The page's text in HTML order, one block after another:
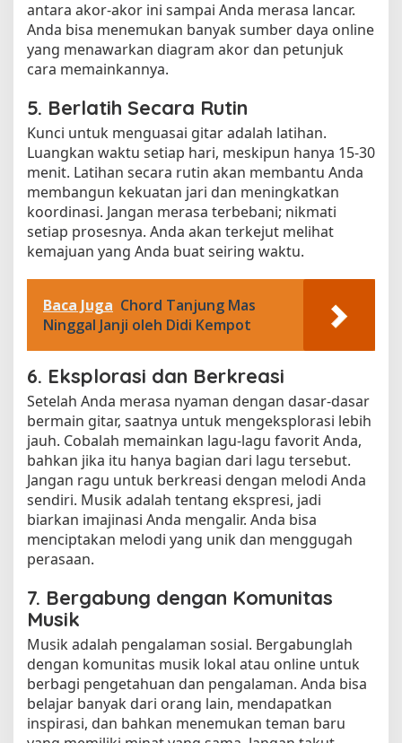
antara akor-akor ini sampai Anda merasa lancar.
Anda bisa menemukan banyak sumber daya online
yang menawarkan diagram akor dan petunjuk
cara memainkannya.
5. Berlatih Secara Rutin
Kunci untuk menguasai gitar adalah latihan.
Luangkan waktu setiap hari, meskipun hanya 15-30
menit. Latihan secara rutin akan membantu Anda
membangun kekuatan jari dan meningkatkan
koordinasi. Jangan merasa terbebani; nikmati
setiap prosesnya. Anda akan terkejut melihat
kemajuan yang Anda buat seiring waktu.
Baca Juga Chord Tanjung Mas
Ninggal Janji oleh Didi Kempot
6. Eksplorasi dan Berkreasi
Setelah Anda merasa nyaman dengan dasar-dasar
bermain gitar, saatnya untuk mengeksplorasi lebih
jauh. Cobalah memainkan lagu-lagu favorit Anda,
bahkan jika itu hanya bagian dari lagu tersebut.
Jangan ragu untuk berkreasi dengan melodi Anda
sendiri. Musik adalah tentang ekspresi, jadi
biarkan imajinasi Anda mengalir. Anda bisa
menciptakan melodi yang unik dan menggugah
perasaan.
7. Bergabung dengan Komunitas
Musik
Musik adalah pengalaman sosial. Bergabunglah
dengan komunitas musik lokal atau online untuk
berbagi pengetahuan dan pengalaman. Anda bisa
belajar banyak dari orang lain, mendapatkan
inspirasi, dan bahkan menemukan teman baru